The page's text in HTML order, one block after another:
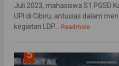
Juli 2023, mahasiswa S1 PGSD
UPI di Cibiru, antusias dalam
kegiatan LDP... Readmore
5